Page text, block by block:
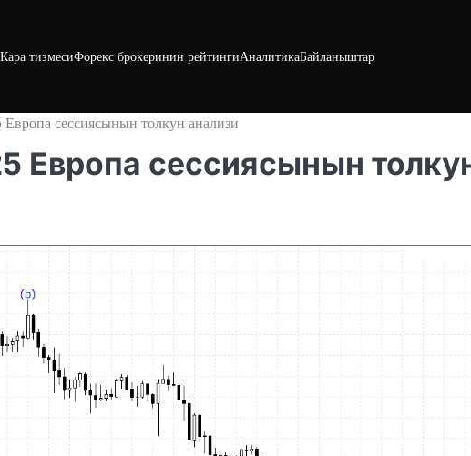
тизмесиФорекс брокеринин рейтингиАналитикаБайланыштар
сессиясынын толкун анализи
Европа сессиясынын